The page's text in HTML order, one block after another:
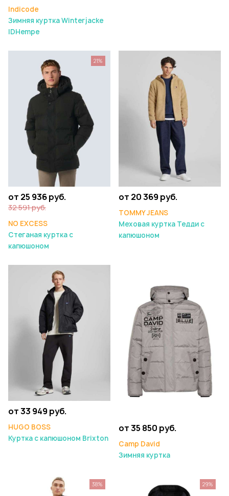
Indicode
Зимняя куртка Winterjacke
IDHempe
от 25 936 руб.
32 591 руб.
NO EXCESS
Стеганая куртка с
капюшоном
21%
от 20 369 руб.
TOMMY JEANS
Меховая куртка Тедди с
капюшоном
от 33 949 руб.
HUGO BOSS
Куртка с капюшоном Brixton
от 35 850 руб.
Camp David
Зимняя куртка
38% 29%